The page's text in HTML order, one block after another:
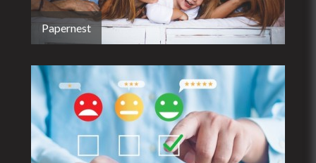
Papernest